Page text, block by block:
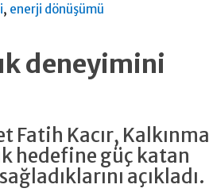
, enerji dönüşümü
deneyimini
Fatih Kacır, Kalkınma
hedefine güç katan
açıkladı.